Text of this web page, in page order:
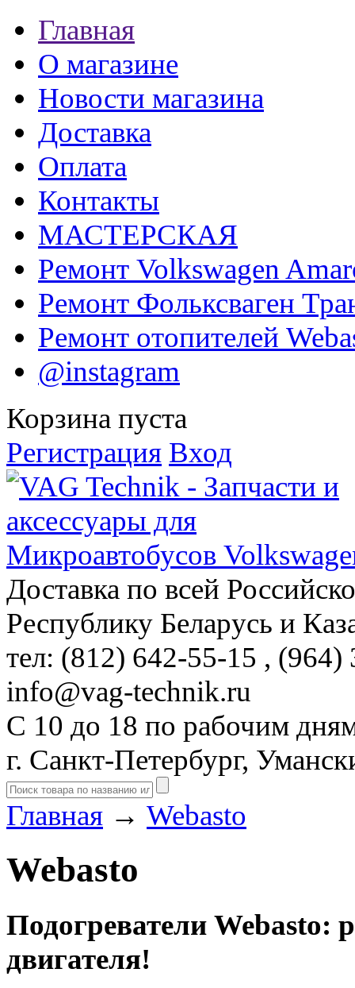
Главная
О магазине
Новости магазина
Доставка
Оплата
Контакты
МАСТЕРСКАЯ
Ремонт Volkswagen
Ремонт Фольксваген
Ремонт отопителей
@instagram
Корзина пуста
Регистрация Вход
Доставка по всей
Республику Беларусь и
тел: (812) 642-55-15 , (964)
info@vag-technik.ru
С 10 до 18 по рабочим
г. Санкт-Петербург,
Главная → Webasto
Webasto
Подогреватели Webasto:
двигателя!